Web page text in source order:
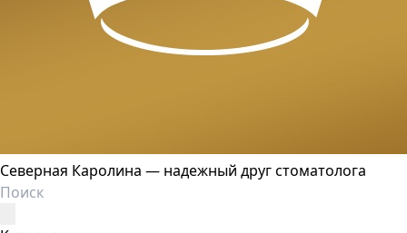
Северная Каролина — надежный друг стоматолога